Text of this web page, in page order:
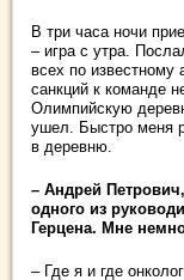
В три часа ночи
– игра с утра.
всех по известному
санкций к команде
Олимпийскую
ушел. Быстро меня
в деревню.
– Андрей
одного из
Герцена. Мне
– Где я и где